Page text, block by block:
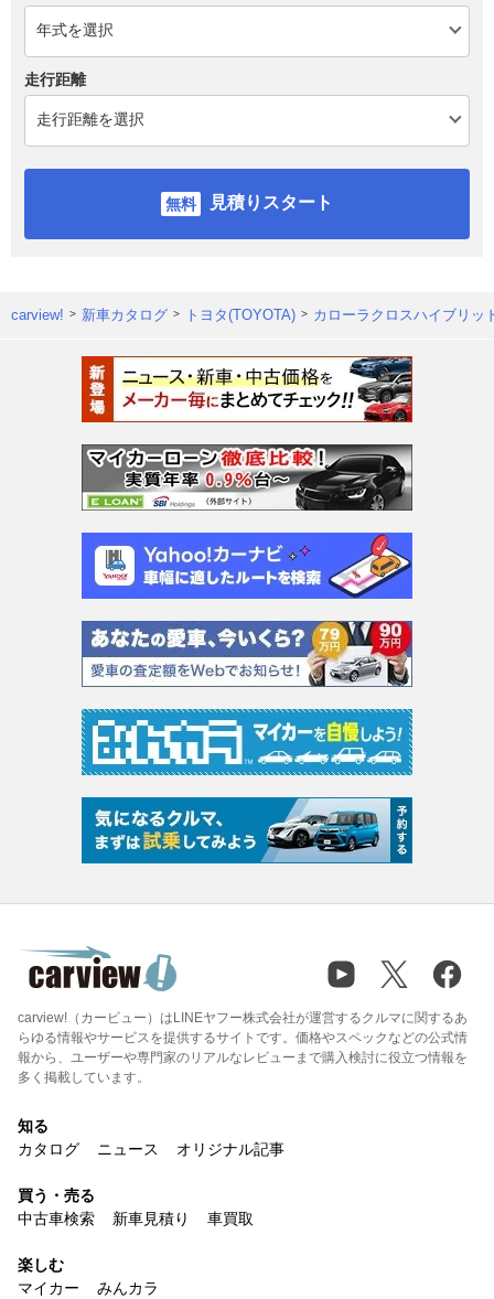
走行距離
見積りスタート
carview! 新車カタログ トヨタ(TOYOTA) カローラクロスハイブリッ
carview!（カービュー）はLINEヤフー株式会社が運営するクルマに関するあ
らゆる情報やサービスを提供するサイトです。価格やスペックなどの公式情
報から、ユーザーや専門家のリアルなレビューまで購入検討に役立つ情報を
多く掲載しています。
知る
カタログ
ニュース オリジナル記事
買う・売る
中古車検索
新車見積り 車買取
楽しむ
マイカー
みんカラ